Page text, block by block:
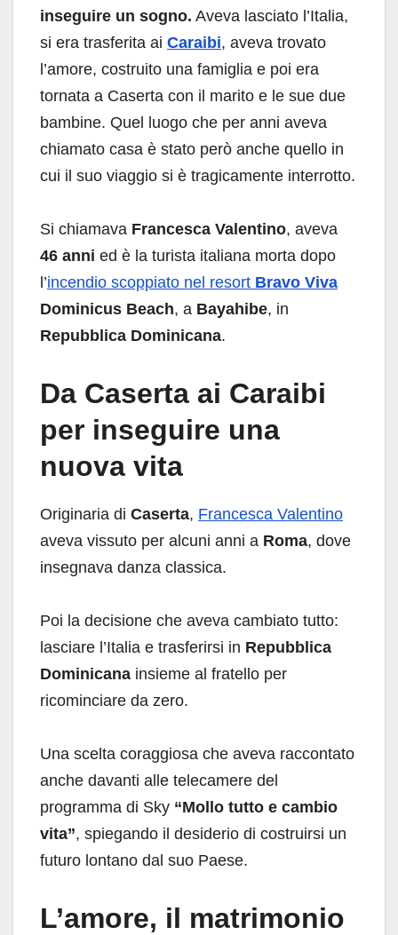
inseguire un sogno. Aveva lasciato l’Italia,
si era trasferita ai Caraibi, aveva trovato
l’amore, costruito una famiglia e poi era
tornata a Caserta con il marito e le sue due
bambine. Quel luogo che per anni aveva
chiamato casa è stato però anche quello in
cui il suo viaggio si è tragicamente interrotto.
Si chiamava Francesca Valentino, aveva
46 anni ed è la turista italiana morta dopo
l’incendio scoppiato nel resort Bravo Viva
Dominicus Beach, a Bayahibe, in
Repubblica Dominicana.
Da Caserta ai Caraibi
per inseguire una
nuova vita
Originaria di Caserta, Francesca Valentino
aveva vissuto per alcuni anni a Roma, dove
insegnava danza classica.
Poi la decisione che aveva cambiato tutto:
lasciare l’Italia e trasferirsi in Repubblica
Dominicana insieme al fratello per
ricominciare da zero.
Una scelta coraggiosa che aveva raccontato
anche davanti alle telecamere del
programma di Sky “Mollo tutto e cambio
vita”, spiegando il desiderio di costruirsi un
futuro lontano dal suo Paese.
L’amore, il matrimonio